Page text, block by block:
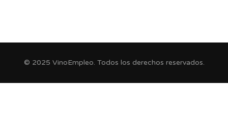
© 2025 VinoEmpleo. Todos los derechos reservados.